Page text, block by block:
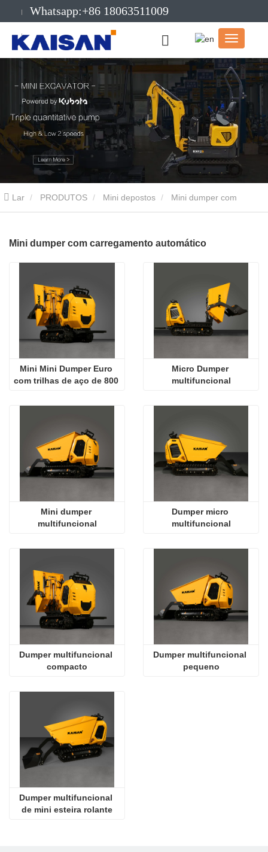
Whatsapp:+86 18063511009
E-mail:info@kaisanmachinery.com
Lar PRODUTOS Mini depostos
Mini dumper com carregamento automático
Mini Mini Dumper Euro
com trilhas de aço de 800
carga útil
Micro Dumper
multifuncional
Mini dumper
multifuncional
Dumper micro
multifuncional
Dumper multifuncional
compacto
Dumper multifuncional
pequeno
Dumper multifuncional
de mini esteira rolante